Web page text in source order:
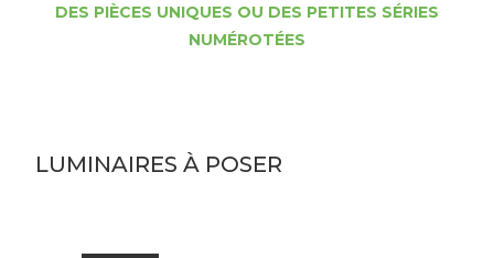
DES PIÈCES UNIQUES OU DES PETITES SÉRIES
NUMÉROTÉES
LUMINAIRES À POSER